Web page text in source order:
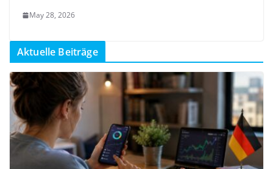
May 28, 2026
Aktuelle Beiträge